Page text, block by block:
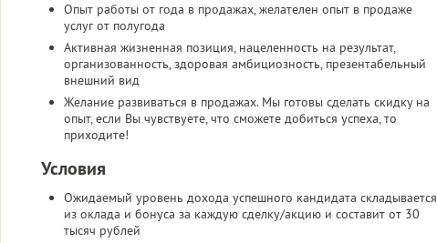
Опыт работы от года в продажах, желателен опыт в продаже
услуг от полугода
Активная жизненная позиция, нацеленность на результат,
организованность, здоровая амбициозность, презентабельный
внешний вид
Желание развиваться в продажах. Мы готовы сделать скидку на
опыт, если Вы чувствуете, что сможете добиться успеха, то
приходите!
Условия
Ожидаемый уровень дохода успешного кандидата складывается
из оклада и бонуса за каждую сделку/акцию и составит от 30
тысяч рублей